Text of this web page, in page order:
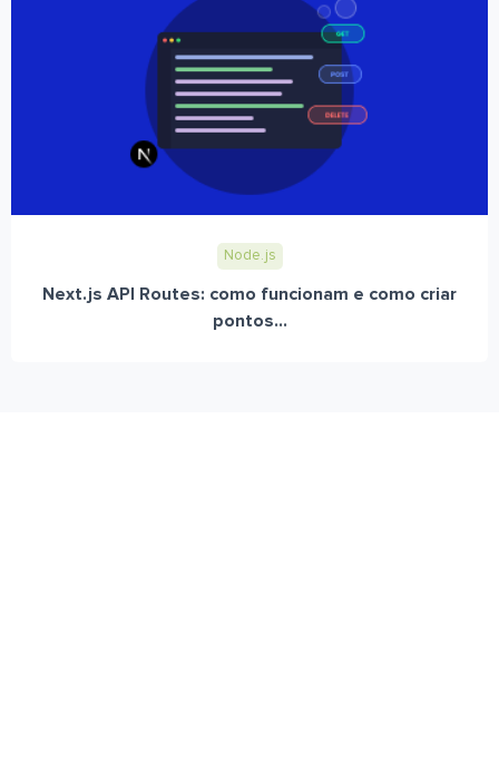
Node.js
Next.js API Routes: como funcionam e como criar
pontos...